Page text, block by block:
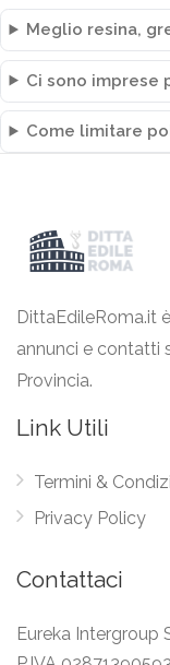
Meglio resina,
Ci sono imprese
Come limitare
DittaEdileRoma.it
annunci e contatti
Provincia.
Link Utili
Termini &
Privacy Policy
Contattaci
Eureka Intergroup